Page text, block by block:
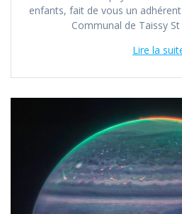
enfants, fait de vous un
Communal de Taissy
Lire la